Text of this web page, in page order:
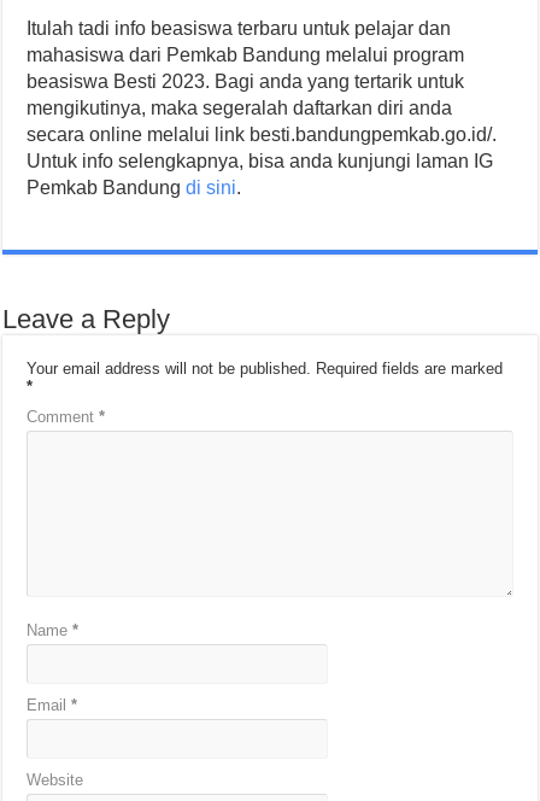
Itulah tadi info beasiswa terbaru untuk pelajar dan
mahasiswa dari Pemkab Bandung melalui program
beasiswa Besti 2023. Bagi anda yang tertarik untuk
mengikutinya, maka segeralah daftarkan diri anda
secara online melalui link besti.bandungpemkab.go.id/.
Untuk info selengkapnya, bisa anda kunjungi laman IG
Pemkab Bandungdi sini.
Leave a Reply
Your email address will not be published. Required fields are marked
*
Comment*
Name*
Email*
Website